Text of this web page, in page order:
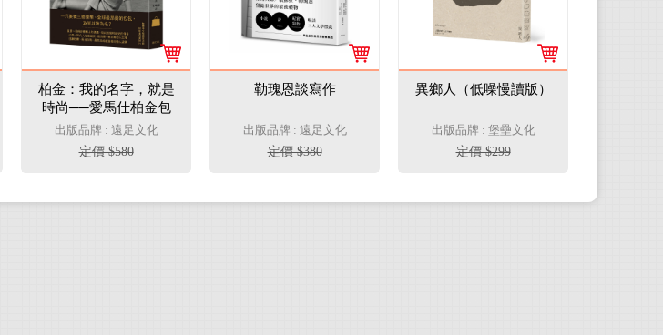
柏金：我的名字，就是
時尚──愛馬仕柏金包
靈魂人物Jane Birkin的
自由與反叛
出版品牌 : 遠足文化
定價 $580
勒瑰恩談寫作
出版品牌 : 遠足文化
定價 $380
異鄉人（低噪慢讀版）
出版品牌 : 堡壘文化
定價 $299